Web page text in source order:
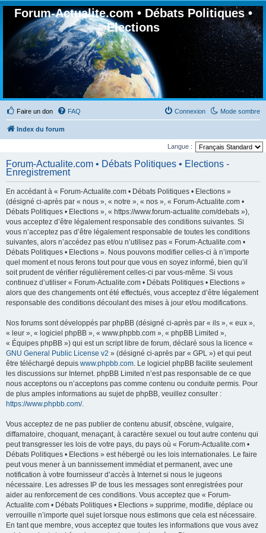
Forum-Actualite.com • Débats Politiques •
Elections
Faire un don Mode sombre
FAQ Connexion
Index du forum
Langue :
Forum-Actualite.com • Débats Politiques • Elections -
Enregistrement
En accédant à « Forum-Actualite.com • Débats Politiques • Elections »
(désigné ci-après par « nous », « notre », « nos », « Forum-Actualite.com •
Débats Politiques • Elections », « https://www.forum-actualite.com/debats »),
vous acceptez d’être légalement responsable des conditions suivantes. Si
vous n’acceptez pas d’être légalement responsable de toutes les conditions
suivantes, alors n’accédez pas et/ou n’utilisez pas « Forum-Actualite.com •
Débats Politiques • Elections ». Nous pouvons modifier celles-ci à n’importe
quel moment et nous ferons tout pour que vous en soyez informé, bien qu’il
soit prudent de vérifier régulièrement celles-ci par vous-même. Si vous
continuez d’utiliser « Forum-Actualite.com • Débats Politiques • Elections »
alors que des changements ont été effectués, vous acceptez d’être légalement
responsable des conditions découlant des mises à jour et/ou modifications.
Nos forums sont développés par phpBB (désigné ci-après par « ils », « eux »,
« leur », « logiciel phpBB », « www.phpbb.com », « phpBB Limited »,
« Équipes phpBB ») qui est un script libre de forum, déclaré sous la licence «
GNU General Public License v2 » (désigné ci-après par « GPL ») et qui peut
être téléchargé depuis www.phpbb.com. Le logiciel phpBB facilite seulement
les discussions sur Internet. phpBB Limited n’est pas responsable de ce que
nous acceptons ou n’acceptons pas comme contenu ou conduite permis. Pour
de plus amples informations au sujet de phpBB, veuillez consulter :
https://www.phpbb.com/.
Vous acceptez de ne pas publier de contenu abusif, obscène, vulgaire,
diffamatoire, choquant, menaçant, à caractère sexuel ou tout autre contenu qui
peut transgresser les lois de votre pays, du pays où « Forum-Actualite.com •
Débats Politiques • Elections » est hébergé ou les lois internationales. Le faire
peut vous mener à un bannissement immédiat et permanent, avec une
notification à votre fournisseur d’accès à Internet si nous le jugeons
nécessaire. Les adresses IP de tous les messages sont enregistrées pour
aider au renforcement de ces conditions. Vous acceptez que « Forum-
Actualite.com • Débats Politiques • Elections » supprime, modifie, déplace ou
verrouille n’importe quel sujet lorsque nous estimons que cela est nécessaire.
En tant que membre, vous acceptez que toutes les informations que vous avez